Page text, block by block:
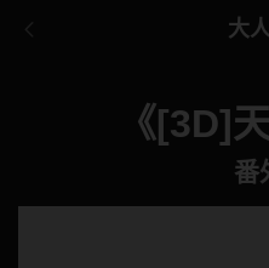
大
《[3D]
番